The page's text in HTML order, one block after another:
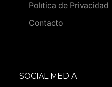
Política de Privacidad
Contacto
SOCIAL MEDIA